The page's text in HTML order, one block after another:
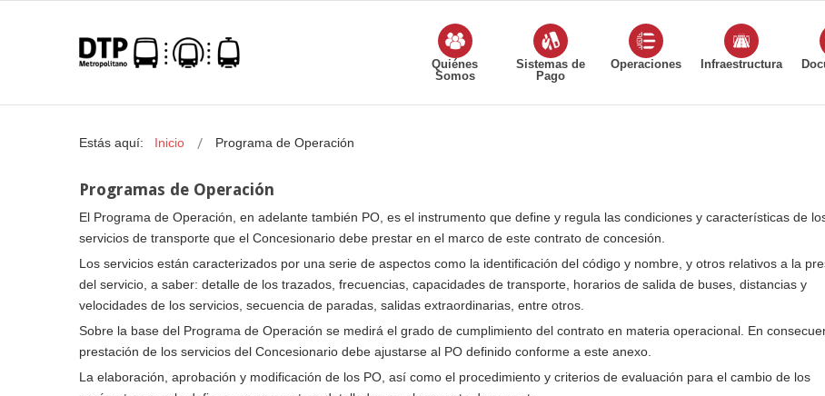
Quiénes
Somos
Sistemas de
Pago
Operaciones Infraestructura
Estás aquí: Inicio Programa de Operación
Programas de Operación
El Programa de Operación, en adelante también PO, es el instrumento que define y regula las condiciones y características de
servicios de transporte que el Concesionario debe prestar en el marco de este contrato de concesión.
Los servicios están caracterizados por una serie de aspectos como la identificación del código y nombre, y otros relativos a la
del servicio, a saber: detalle de los trazados, frecuencias, capacidades de transporte, horarios de salida de buses, distancias y
velocidades de los servicios, secuencia de paradas, salidas extraordinarias, entre otros.
Sobre la base del Programa de Operación se medirá el grado de cumplimiento del contrato en materia operacional. En
prestación de los servicios del Concesionario debe ajustarse al PO definido conforme a este anexo.
La elaboración, aprobación y modificación de los PO, así como el procedimiento y criterios de evaluación para el cambio de los